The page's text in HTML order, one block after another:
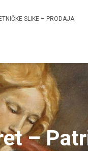
SLIKE – PRODAJA
–